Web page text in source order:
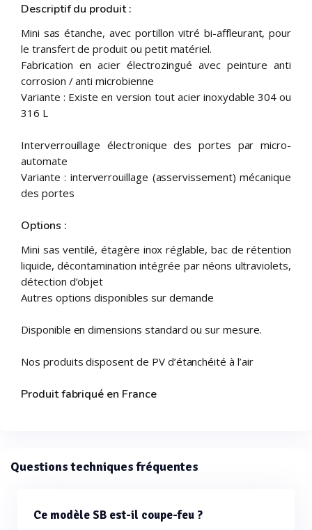
Descriptif du produit :
Mini sas étanche, avec portillon vitré bi-affleurant, pour
le transfert de produit ou petit matériel.
Fabrication en acier électrozingué avec peinture anti
corrosion / anti microbienne
Variante : Existe en version tout acier inoxydable 304 ou
316 L
Interverrouillage électronique des portes par micro-
automate
Variante : interverrouillage (asservissement) mécanique
des portes
Options :
Mini sas ventilé, étagère inox réglable, bac de rétention
liquide, décontamination intégrée par néons ultraviolets,
détection d’objet
Autres options disponibles sur demande
Disponible en dimensions standard ou sur mesure.
Nos produits disposent de PV d’étanchéité à l’air
Produit fabriqué en France
Questions techniques fréquentes
Ce modèle SB est-il coupe-feu ?